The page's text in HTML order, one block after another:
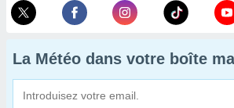
La Météo dans votre boîte